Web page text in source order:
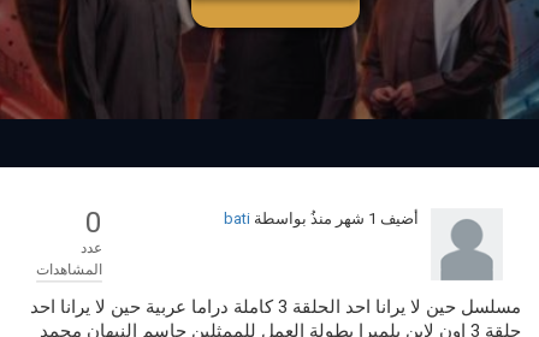
أضيف 1 شهر منذُ بواسطة bati
0
عدد
المشاهدات
مسلسل حين لا يرانا احد الحلقة 3 كاملة دراما عربية حين لا يرانا احد
حلقة 3 اون لاين بلميرا بطولة العمل للممثلين جاسم النبهان محمد